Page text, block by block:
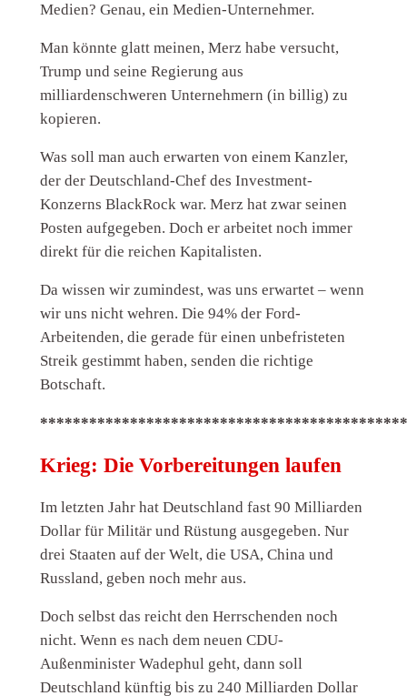
Medien? Genau, ein Medien-Unternehmer.
Man könnte glatt meinen, Merz habe versucht,
Trump und seine Regierung aus
milliardenschweren Unternehmern (in billig) zu
kopieren.
Was soll man auch erwarten von einem Kanzler,
der der Deutschland-Chef des Investment-
Konzerns BlackRock war. Merz hat zwar seinen
Posten aufgegeben. Doch er arbeitet noch immer
direkt für die reichen Kapitalisten.
Da wissen wir zumindest, was uns erwartet – wenn
wir uns nicht wehren. Die 94% der Ford-
Arbeitenden, die gerade für einen unbefristeten
Streik gestimmt haben, senden die richtige
Botschaft.
Krieg: Die Vorbereitungen laufen
Im letzten Jahr hat Deutschland fast 90 Milliarden
Dollar für Militär und Rüstung ausgegeben. Nur
drei Staaten auf der Welt, die USA, China und
Russland, geben noch mehr aus.
Doch selbst das reicht den Herrschenden noch
nicht. Wenn es nach dem neuen CDU-
Außenminister Wadephul geht, dann soll
Deutschland künftig bis zu 240 Milliarden Dollar